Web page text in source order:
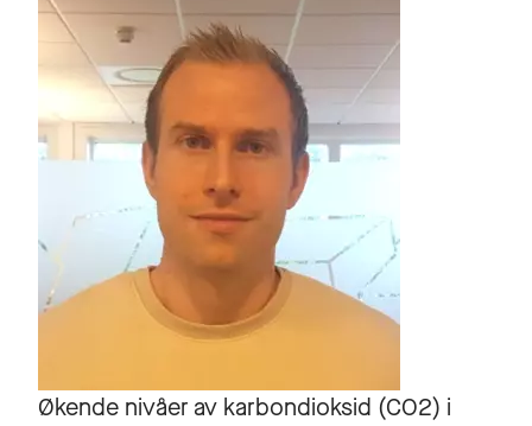
Økende nivåer av karbondioksid (CO2) i